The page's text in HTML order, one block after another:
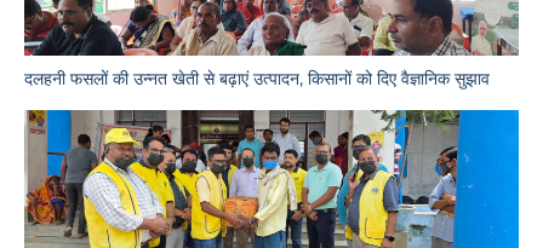
दलहनी फसलों की उन्नत खेती से बढ़ाएं उत्पादन, किसानों को दिए वैज्ञानिक सुझाव